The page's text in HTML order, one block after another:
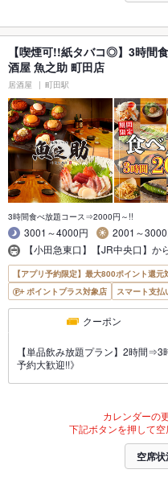
【喫煙可!!紙タバコ◎】3時間
酒屋 魚之助 町田店
居酒屋 町田駅
3時間食べ放題コース⇒2000円～!!
3001～4000円
2001～
【小田急東口】【JR中央口】か
【アプリ予約限定】最大800ポイント還元
ポイントプラス対象店
スマート支払
クーポン
【単品飲み放題プラン】2時間
予約大歓迎!!》
カレンダーの
下記ボタンを押して空
空席